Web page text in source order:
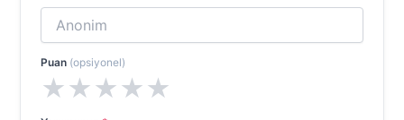
Puan (opsiyonel)
★★★★★